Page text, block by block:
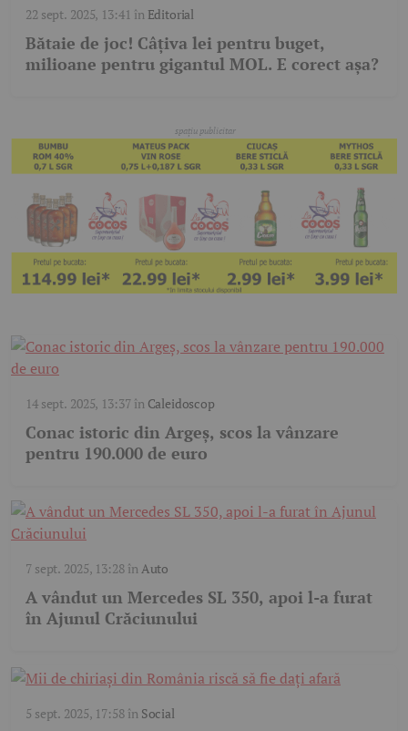
22 sept. 2025, 13:41 în Editorial
Bătaie de joc! Câțiva lei pentru buget,
milioane pentru gigantul MOL. E corect așa?
14 sept. 2025, 13:37în Caleidoscop
Conac istoric din Argeș, scos la vânzare
pentru 190.000 de euro
7 sept. 2025, 13:28înAuto
A vândut un Mercedes SL 350, apoi l-a furat
în Ajunul Crăciunului
5 sept. 2025, 17:58în Social